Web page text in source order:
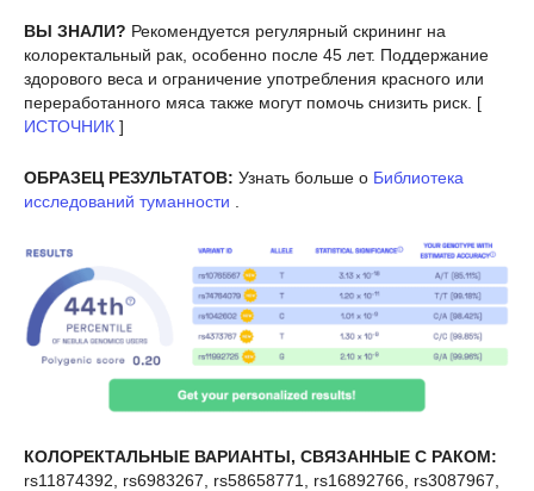
ВЫ ЗНАЛИ? Рекомендуется регулярный скрининг на
колоректальный рак, особенно после 45 лет. Поддержание
здорового веса и ограничение употребления красного или
переработанного мяса также могут помочь снизить риск. [
ИСТОЧНИК ]
ОБРАЗЕЦ РЕЗУЛЬТАТОВ: Узнать больше о Библиотека
исследований туманности
КОЛОРЕКТАЛЬНЫЕ ВАРИАНТЫ, СВЯЗАННЫЕ С РАКОМ:
rs11874392, rs6983267, rs58658771, rs16892766, rs3087967,